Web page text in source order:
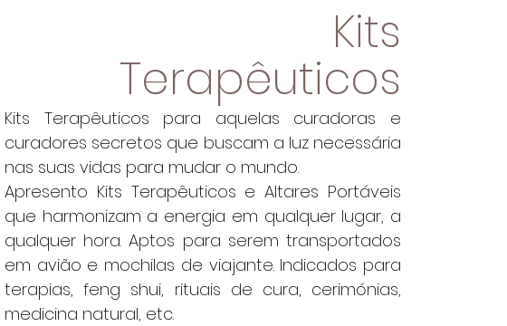
Kits
Terapêuticos
Kits Terapêuticos para aquelas curadoras e
curadores secretos que buscam a luz necessária
nas suas vidas para mudar o mundo.
Apresento Kits Terapêuticos e Altares Portáveis
que harmonizam a energia em qualquer lugar, a
qualquer hora. Aptos para serem transportados
em avião e mochilas de viajante. Indicados para
terapias, feng shui, rituais de cura, cerimónias,
medicina natural, etc.